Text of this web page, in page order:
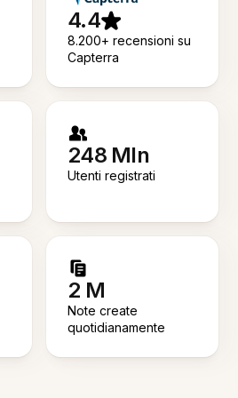
4.4
8.200+ recensioni su
Capterra
248 Mln
Utenti registrati
2 M
Note create
quotidianamente